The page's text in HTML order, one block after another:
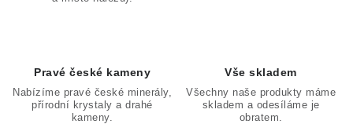
Pravé české kameny
Nabízíme pravé české minerály,
přírodní krystaly a drahé
kameny.
Vše skladem
Všechny naše produkty máme
skladem a odesíláme je
obratem.